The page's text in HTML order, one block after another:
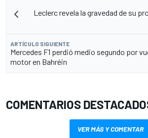
Leclerc revela la gravedad de su
ARTÍCULO SIGUIENTE
Mercedes F1 perdió medio segundo por
motor en Bahréin
COMENTARIOS
VER MÁS Y COMENTAR